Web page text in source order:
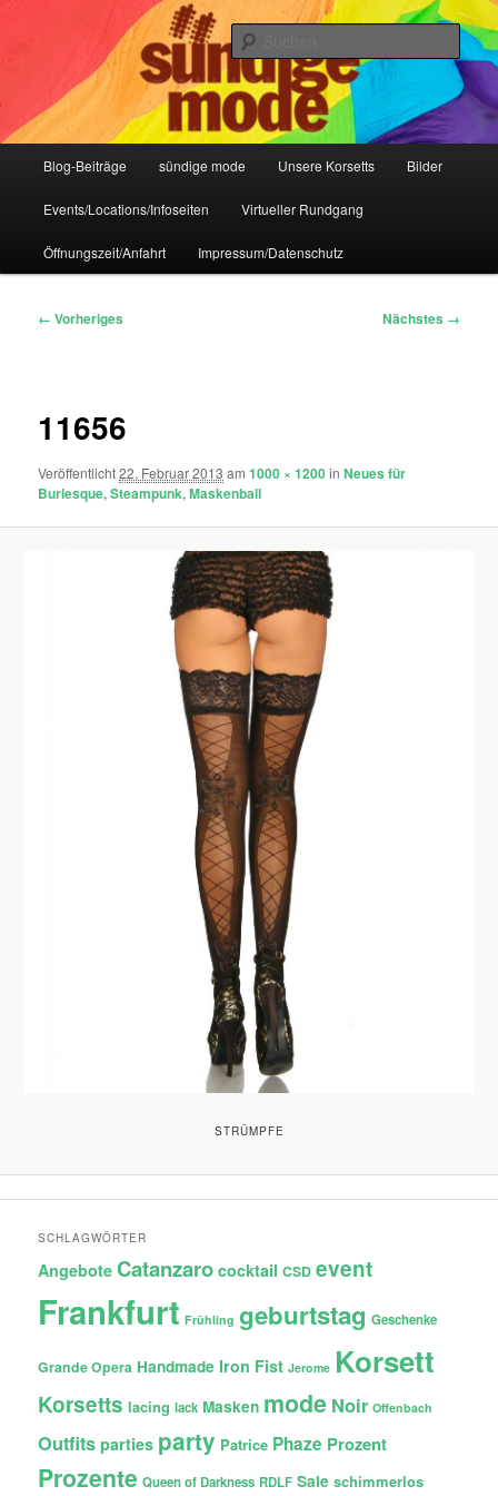
Sündige Mode Frankfurt
IHR Laden für Korsetts, Lifestyle-Mode, Club- und Dark-Wear seit 2004
Blog-Beiträge sündige mode Unsere Korsetts Bilder
Events/Locations/Infoseiten Virtueller Rundgang
Öffnungszeit/Anfahrt Impressum/Datenschutz
Bilder-
← Vorheriges Nächstes →
11656
Veröffentlicht22. Februar 2013 am1000 × 1200inNeues für
Burlesque, Steampunk, Maskenball
STRÜMPFE
SCHLAGWÖRTER
Angebote Catanzaro cocktail CSD event
Frankfurt Frühling geburtstag Geschenke
Grande Opera Handmade Iron Fist Jerome Korsett
Korsetts lacing lack Masken mode Noir Offenbach
Outfits parties party Patrice Phaze Prozent
Prozente Queen of Darkness RDLF Sale schimmerlos